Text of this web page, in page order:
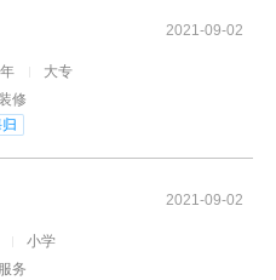
2021-09-02
大专
修
2021-09-02
小学
务